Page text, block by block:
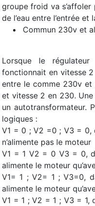
groupe froid va
de l’eau entre l’entrée et
Commun 230v et
Lorsque le
fonctionnait en vitesse
entre le comme 230v et
et vitesse 2 en 230.
un autotransformateur.
logiques :
V1 = 0 ; V2 =0 ; V3 = 0,
n’alimente pas le moteur
V1 = 1 V2 = 0 V3 = 0,
alimente le moteur
V1= 1 ; V2= 1 ; V3=0,
alimente le moteur
V1 = 1 ; V2 = 1 ; V3 = 1,